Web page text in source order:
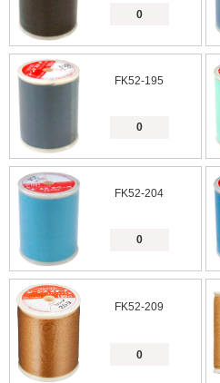
FK52-195
FK52-204
FK52-209